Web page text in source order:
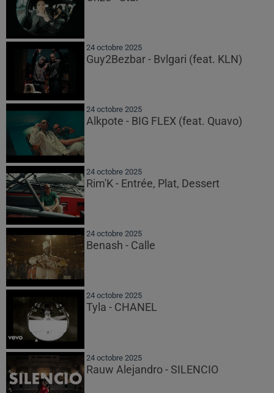
24 octobre 2025
Guy2Bezbar - Bvlgari (feat. KLN)
24 octobre 2025
Alkpote - BIG FLEX (feat. Quavo)
24 octobre 2025
Rim'K - Entrée, Plat, Dessert
24 octobre 2025
Benash - Calle
24 octobre 2025
Tyla - CHANEL
24 octobre 2025
Rauw Alejandro - SILENCIO